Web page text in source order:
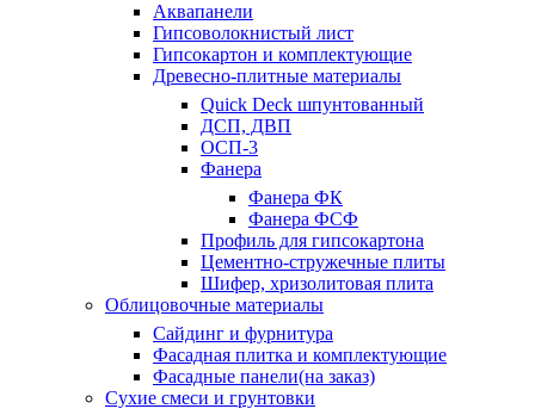
Аквапанели
Гипсоволокнистый лист
Гипсокартон и комплектующие
Древесно-плитные материалы
Quick Deck шпунтованный
ДСП, ДВП
ОСП-3
Фанера
Фанера ФК
Фанера ФСФ
Профиль для гипсокартона
Цементно-стружечные плиты
Шифер, хризолитовая плита
Облицовочные материалы
Сайдинг и фурнитура
Фасадная плитка и комплектующие
Фасадные панели(на заказ)
Сухие смеси и грунтовки